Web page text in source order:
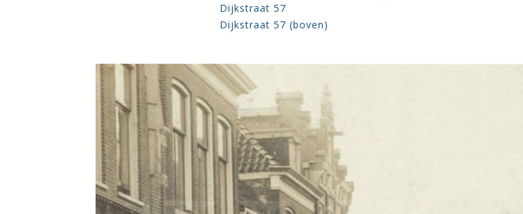
Dijkstraat 57
Dijkstraat 57 (boven)